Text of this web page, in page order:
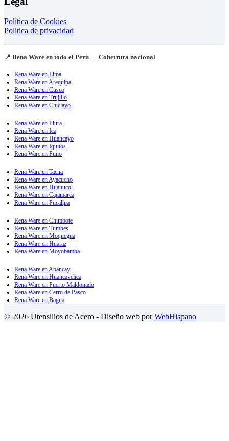
Política de Cookies
Politica de privacidad
📍 Rena Ware en todo el Perú — Cobertura nacional
Rena Ware en Lima
Rena Ware en Arequipa
Rena Ware en Cusco
Rena Ware en Trujillo
Rena Ware en Chiclayo
Rena Ware en Piura
Rena Ware en Ica
Rena Ware en Huancayo
Rena Ware en Iquitos
Rena Ware en Puno
Rena Ware en Tacna
Rena Ware en Ayacucho
Rena Ware en Huánuco
Rena Ware en Cajamarca
Rena Ware en Pucallpa
Rena Ware en Chimbote
Rena Ware en Tumbes
Rena Ware en Moquegua
Rena Ware en Huaraz
Rena Ware en Moyobamba
Rena Ware en Abancay
Rena Ware en Huancavelica
Rena Ware en Puerto Maldonado
Rena Ware en Cerro de Pasco
Rena Ware en Bagua
© 2026 Utensilios de Acero - Diseño web porWebHispano